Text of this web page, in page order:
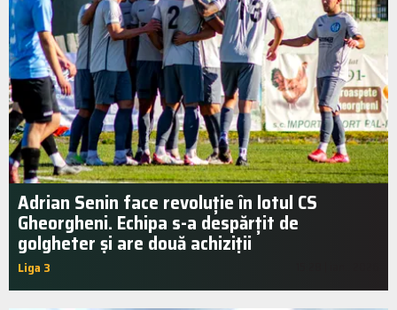
Adrian Senin face revoluție în lotul CS
Gheorgheni. Echipa s-a despărțit de
golgheter și are două achiziții
Liga 3